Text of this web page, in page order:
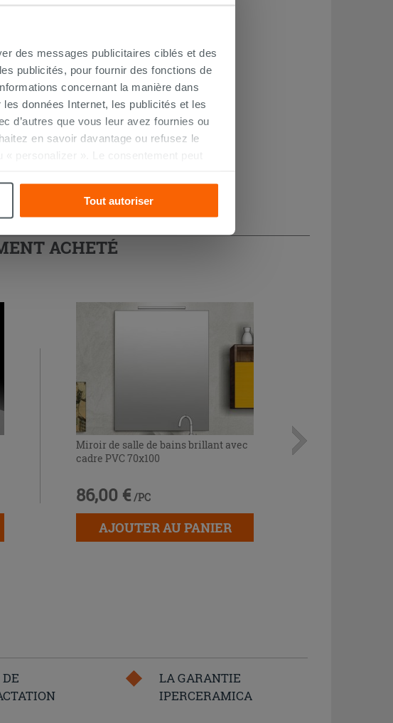
des messages publicitaires ciblés et des
publicités, pour fournir des fonctions de
concernant la manière dans
données Internet, les publicités et les
d’autres que vous leur avez fournies ou
en savoir davantage ou refusez le
« personalizer ». Le consentement peut
Tout autoriser
ACHETÉ
Miroir de salle de bains brillant avec
cadre PVC 70x100
86,00 € /PC
AJOUTER AU PANIER
LA GARANTIE
IPERCERAMICA